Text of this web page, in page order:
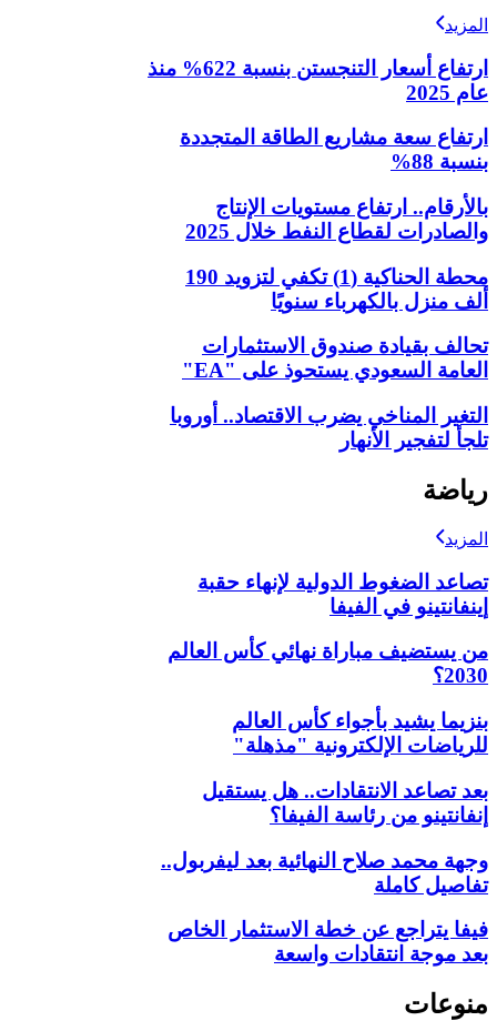
المزيد
ارتفاع أسعار التنجستن بنسبة 622% منذ
عام 2025
ارتفاع سعة مشاريع الطاقة المتجددة
بنسبة 88%
بالأرقام.. ارتفاع مستويات الإنتاج
والصادرات لقطاع النفط خلال 2025
محطة الحناكية (1) تكفي لتزويد 190
ألف منزل بالكهرباء سنويًا
تحالف بقيادة صندوق الاستثمارات
العامة السعودي يستحوذ على "EA"
التغير المناخي يضرب الاقتصاد.. أوروبا
تلجأ لتفجير الأنهار
رياضة
المزيد
تصاعد الضغوط الدولية لإنهاء حقبة
إينفانتينو في الفيفا
من يستضيف مباراة نهائي كأس العالم
2030؟
بنزيما يشيد بأجواء كأس العالم
للرياضات الإلكترونية "مذهلة"
بعد تصاعد الانتقادات.. هل يستقيل
إنفانتينو من رئاسة الفيفا؟
وجهة محمد صلاح النهائية بعد ليفربول..
تفاصيل كاملة
فيفا يتراجع عن خطة الاستثمار الخاص
بعد موجة انتقادات واسعة
منوعات